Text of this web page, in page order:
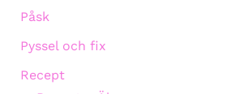
Påsk
Pyssel och fix
Recept